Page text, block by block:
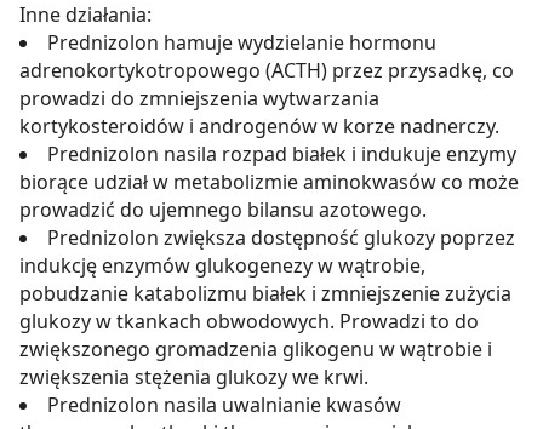
Inne działania:
Prednizolon hamuje wydzielanie hormonu
adrenokortykotropowego (ACTH) przez przysadkę, co
prowadzi do zmniejszenia wytwarzania
kortykosteroidów i androgenów w korze nadnerczy.
Prednizolon nasila rozpad białek i indukuje enzymy
biorące udział w metabolizmie aminokwasów co może
prowadzić do ujemnego bilansu azotowego.
Prednizolon zwiększa dostępność glukozy poprzez
indukcję enzymów glukogenezy w wątrobie,
pobudzanie katabolizmu białek i zmniejszenie zużycia
glukozy w tkankach obwodowych. Prowadzi to do
zwiększonego gromadzenia glikogenu w wątrobie i
zwiększenia stężenia glukozy we krwi.
Prednizolon nasila uwalnianie kwasów